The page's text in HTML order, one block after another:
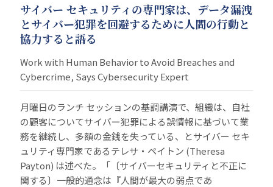
サイバー セキュリティの専門家は、データ漏洩
とサイバー犯罪を回避するために人間の行動と
協力すると語る
Work with Human Behavior to Avoid Breaches and
Cybercrime, Says Cybersecurity Expert
月曜日のランチ セッションの基調講演で、組織は、自社
の顧客についてサイバー犯罪による誤情報に基づいて業
務を継続し、多額の金銭を失っている、とサイバー セキ
ュリティ専門家であるテレサ・ペイトン (Theresa
Payton) は述べた。「〔サイバーセキュリティと不正に
関する〕一般的通念は『人間が最大の弱点であ